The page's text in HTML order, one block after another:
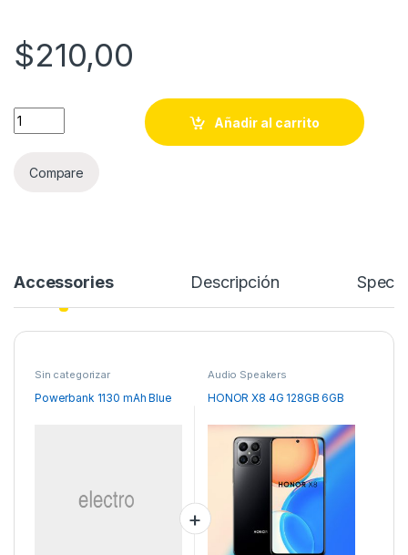
$210,00
Powerbank 1130 mAh Blue quantity
Añadir al carrito
Compare
Accessories Descripción
Sin categorizar
Powerbank 1130 mAh Blue
Audio Speakers
HONOR X8 4G 128GB 6GB